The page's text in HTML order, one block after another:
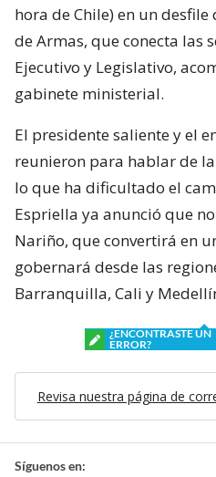
hora de Chile) en un
de Armas, que conecta las
Ejecutivo y Legislativo,
gabinete ministerial.
El presidente saliente y el
reunieron para hablar de
lo que ha dificultado el
Espriella ya anunció que
Nariño, que convertirá en
gobernará desde las
Barranquilla, Cali y
¿ENCONTRASTE UN
ERROR?
Revisa nuestra página de
Síguenos en: